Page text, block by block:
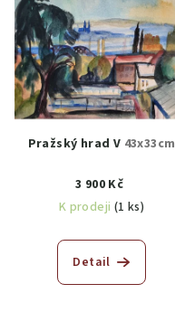
Pražský hrad V 43x33cm
3 900 Kč
K prodeji (1 ks)
Detail